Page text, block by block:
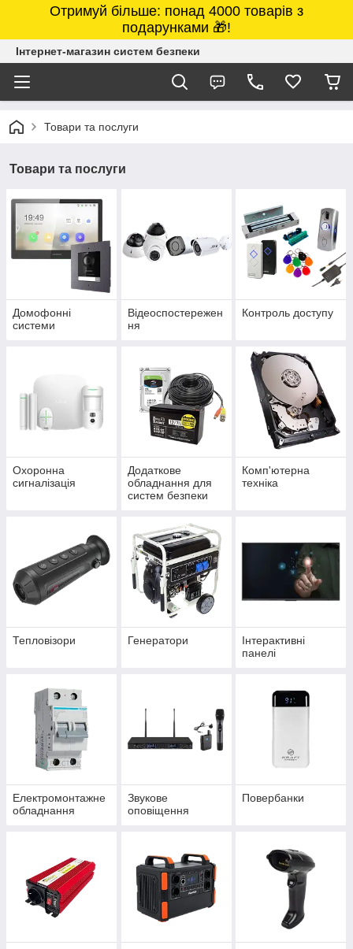
Отримуй більше: понад 4000 товарів з
подарунками 🎁!
Інтернет-магазин систем безпеки
Товари та послуги
Товари та послуги
Домофонні
системи
Відеоспостережен
ня
Контроль доступу
Охоронна
сигналізація
Додаткове
обладнання для
систем безпеки
Комп'ютерна
техніка
Тепловізори Генератори
Інтерактивні
панелі
Електромонтажне
обладнання
Звукове
оповіщення
Повербанки